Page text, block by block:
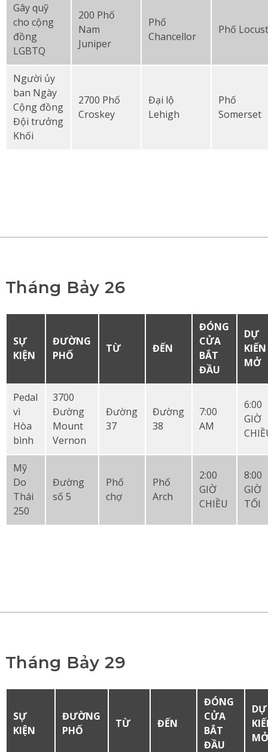
Gây quỹ
cho cộng
đồng
LGBTQ
200 Phố
Nam
Juniper
Phố
Chancellor
Phố Locust
Người ủy
ban Ngày
Cộng đồng
Đội trưởng
Khối
2700 Phố
Croskey
Đại lộ
Lehigh
Phố
Somerset
Tháng Bảy 26
SỰ
KIỆN
ĐƯỜNG
PHỐ
TỪ ĐẾN
ĐÓNG
CỬA
BẮT
ĐẦU
DỰ
KIẾN
MỞ
Pedal
vì
Hòa
bình
3700
Đường
Mount
Vernon
Đường
37
Đường
38
7:00
AM
6:00
GIỜ
Mỹ
Do
Thái
250
Đường
số 5
Phố
chợ
Phố
Arch
2:00
GIỜ
CHIỀU
8:00
GIỜ
TỐI
Tháng Bảy 29
SỰ
KIỆN
ĐƯỜNG
PHỐ
TỪ ĐẾN
ĐÓNG
CỬA
BẮT
ĐẦU
DỰ
MỞ